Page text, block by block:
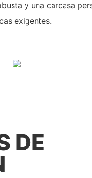
y una carcasa
exigentes.
DE